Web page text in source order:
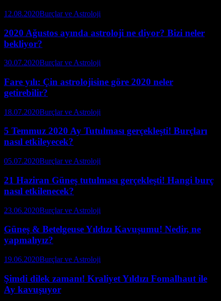
12.08.2020Burçlar ve Astroloji
2020 Ağustos ayında astroloji ne diyor? Bizi neler
bekliyor?
30.07.2020Burçlar ve Astroloji
Fare yılı: Çin astrolojisine göre 2020 neler
getirebilir?
18.07.2020Burçlar ve Astroloji
5 Temmuz 2020 Ay Tutulması gerçekleşti! Burçları
nasıl etkileyecek?
05.07.2020Burçlar ve Astroloji
21 Haziran Güneş tutulması gerçekleşti! Hangi burç
nasıl etkilenecek?
23.06.2020Burçlar ve Astroloji
Güneş & Betelgeuse Yıldızı Kavuşumu! Nedir, ne
yapmalıyız?
19.06.2020Burçlar ve Astroloji
Şimdi dilek zamanı! Kraliyet Yıldızı Fomalhaut ile
Ay kavuşuyor